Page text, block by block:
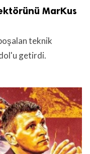
MarKus
teknik
getirdi.